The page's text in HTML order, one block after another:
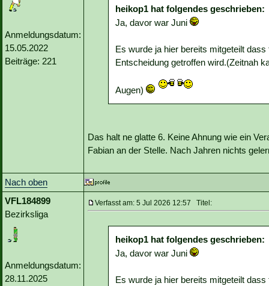
Anmeldungsdatum:
15.05.2022
Beiträge: 221
heikop1 hat folgendes geschrieben:
Ja, davor war Juni
Es wurde ja hier bereits mitgeteilt
Entscheidung getroffen wird.(Zeitnah
Augen)
Das halt ne glatte 6. Keine Ahnung wie ein
Fabian an der Stelle. Nach Jahren nichts
Nach oben
VFL184899
Bezirksliga
Anmeldungsdatum:
28.11.2025
Verfasst am: 5 Jul 2026 12:57 Titel:
heikop1 hat folgendes geschrieben:
Ja, davor war Juni
Es wurde ja hier bereits mitgeteilt